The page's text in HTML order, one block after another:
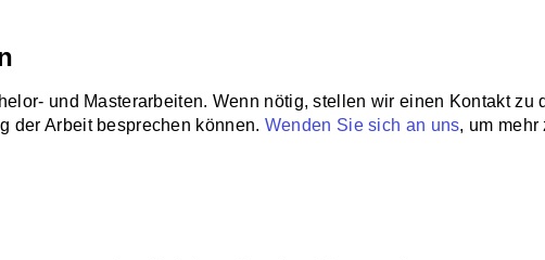
und Masterarbeiten. Wenn nötig, stellen wir einen Kontakt
der Arbeit besprechen können. Wenden Sie sich an uns, um mehr